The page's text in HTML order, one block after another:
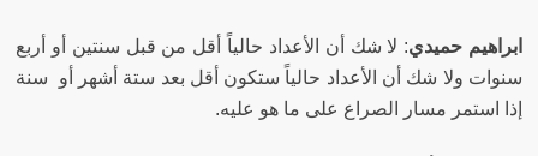
ابراهيم حميدي: لا شك أن الأعداد حالياً أقل من قبل سنتين أو أربع
سنوات ولا شك أن الأعداد حالياً ستكون أقل بعد ستة أشهر أو سنة
إذا استمر مسار الصراع على ما هو عليه.